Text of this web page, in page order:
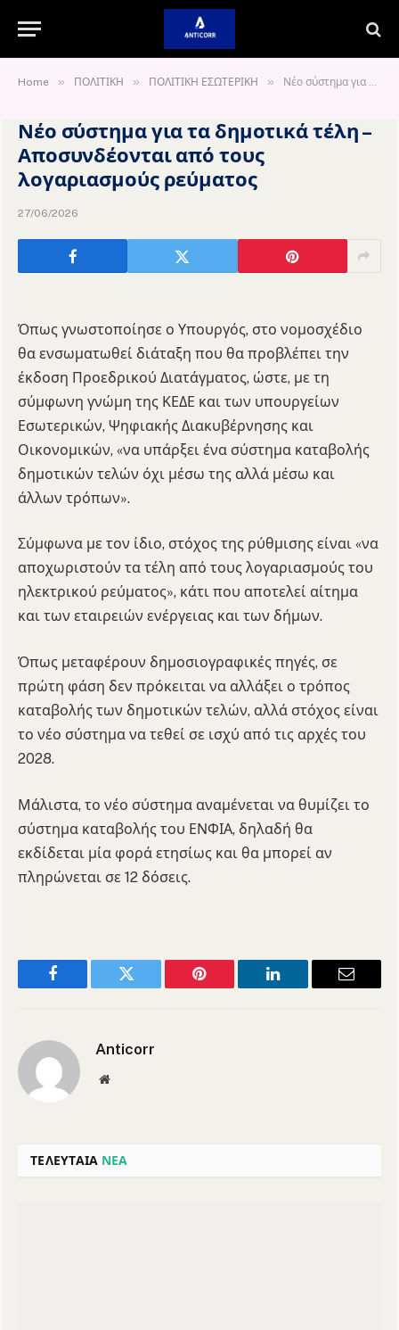
Home » ΠΟΛΙΤΙΚΗ » ΠΟΛΙΤΙΚΗ ΕΣΩΤΕΡΙΚΗ » Νέο σύστημα για τα δημοτικά τέλη – Αποσυνδέονται από τους λογαριασμούς ρεύματος
Νέο σύστημα για τα δημοτικά τέλη –
Αποσυνδέονται από τους
λογαριασμούς ρεύματος
27/06/2026
Όπως γνωστοποίησε ο Υπουργός, στο νομοσχέδιο
θα ενσωματωθεί διάταξη που θα προβλέπει την
έκδοση Προεδρικού Διατάγματος, ώστε, με τη
σύμφωνη γνώμη της ΚΕΔΕ και των υπουργείων
Εσωτερικών, Ψηφιακής Διακυβέρνησης και
Οικονομικών, «να υπάρξει ένα σύστημα καταβολής
δημοτικών τελών όχι μέσω της αλλά μέσω και
άλλων τρόπων».
Σύμφωνα με τον ίδιο, στόχος της ρύθμισης είναι «να
αποχωριστούν τα τέλη από τους λογαριασμούς του
ηλεκτρικού ρεύματος», κάτι που αποτελεί αίτημα
και των εταιρειών ενέργειας και των δήμων.
Όπως μεταφέρουν δημοσιογραφικές πηγές, σε
πρώτη φάση δεν πρόκειται να αλλάξει ο τρόπος
καταβολής των δημοτικών τελών, αλλά στόχος είναι
το νέο σύστημα να τεθεί σε ισχύ από τις αρχές του
2028.
Μάλιστα, το νέο σύστημα αναμένεται να θυμίζει το
σύστημα καταβολής του ΕΝΦΙΑ, δηλαδή θα
εκδίδεται μία φορά ετησίως και θα μπορεί αν
πληρώνεται σε 12 δόσεις.
Facebook Twitter Pinterest LinkedIn Email
Anticorr
Website
ΤΕΛΕΥΤΑΙΑ ΝΕΑ